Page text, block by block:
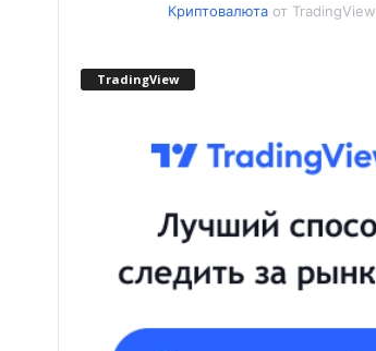
Криптовалютаот TradingView
TradingView